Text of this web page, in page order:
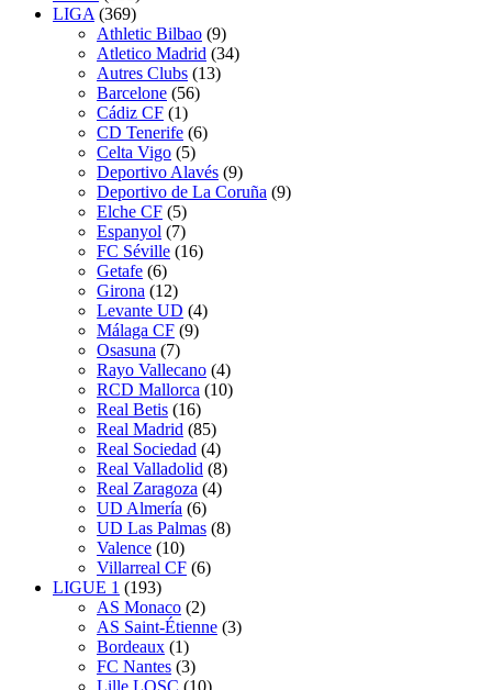
LIGA (369)
Athletic Bilbao (9)
Atletico Madrid (34)
Autres Clubs (13)
Barcelone (56)
Cádiz CF (1)
CD Tenerife (6)
Celta Vigo (5)
Deportivo Alavés (9)
Deportivo de La Coruña (9)
Elche CF (5)
Espanyol (7)
FC Séville (16)
Getafe (6)
Girona (12)
Levante UD (4)
Málaga CF (9)
Osasuna (7)
Rayo Vallecano (4)
RCD Mallorca (10)
Real Betis (16)
Real Madrid (85)
Real Sociedad (4)
Real Valladolid (8)
Real Zaragoza (4)
UD Almería (6)
UD Las Palmas (8)
Valence (10)
Villarreal CF (6)
LIGUE 1 (193)
AS Monaco (2)
AS Saint-Étienne (3)
Bordeaux (1)
FC Nantes (3)
Lille LOSC (10)